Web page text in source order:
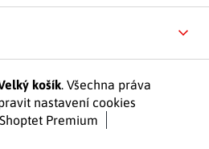
Premium
košík. Všechna práva
nastavení cookies